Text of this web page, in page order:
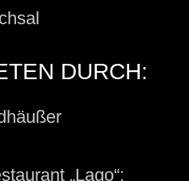
DURCH:
„Lago“: